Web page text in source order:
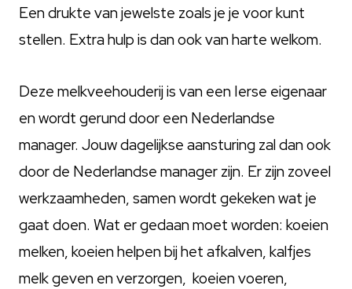
Een drukte van jewelste zoals je je voor kunt
stellen. Extra hulp is dan ook van harte welkom.
Deze melkveehouderij is van een Ierse eigenaar
en wordt gerund door een Nederlandse
manager. Jouw dagelijkse aansturing zal dan ook
door de Nederlandse manager zijn. Er zijn zoveel
werkzaamheden, samen wordt gekeken wat je
gaat doen. Wat er gedaan moet worden: koeien
melken, koeien helpen bij het afkalven, kalfjes
melk geven en verzorgen, koeien voeren,